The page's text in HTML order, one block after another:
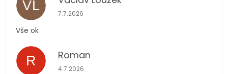
VL Hodnocení obchodu je 5 z 5 hvězdiček.
7.7.2026
Vše ok
R Roman
Hodnocení obchodu je 5 z 5 hvězdiček.
4.7.2026